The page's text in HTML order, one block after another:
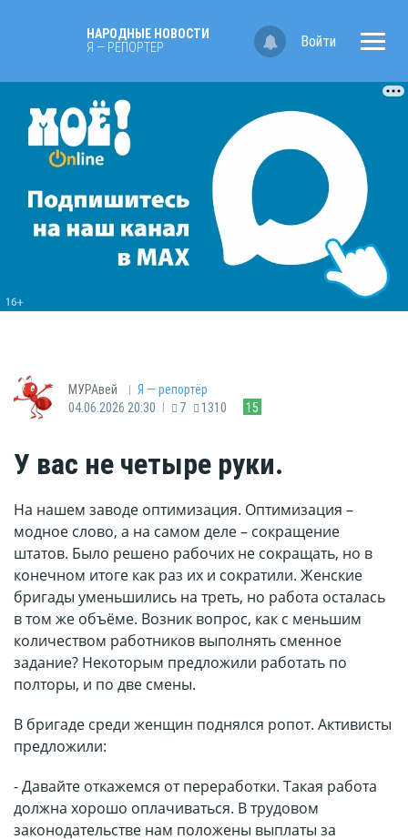
НАРОДНЫЕ НОВОСТИ
Я — РЕПОРТЁР
Войти
МУРАвей | Я — репортёр
04.06.2026 20:30 | 7 1310 15
У вас не четыре руки.
На нашем заводе оптимизация. Оптимизация –
модное слово, а на самом деле – сокращение
штатов. Было решено рабочих не сокращать, но в
конечном итоге как раз их и сократили. Женские
бригады уменьшились на треть, но работа осталась
в том же объёме. Возник вопрос, как с меньшим
количеством работников выполнять сменное
задание? Некоторым предложили работать по
полторы, и по две смены.
В бригаде среди женщин поднялся ропот. Активисты
предложили:
- Давайте откажемся от переработки. Такая работа
должна хорошо оплачиваться. В трудовом
законодательстве нам положены выплаты за